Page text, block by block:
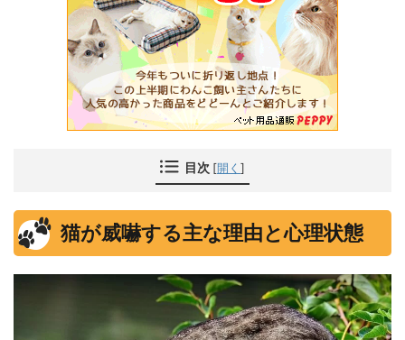
目次 [開く ]
猫が威嚇する主な理由と心理状態